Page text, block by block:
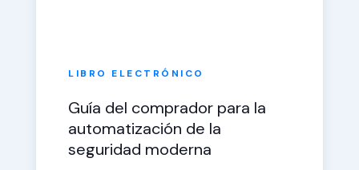
LIBRO ELECTRÓNICO
Guía del comprador para la
automatización de la
seguridad moderna